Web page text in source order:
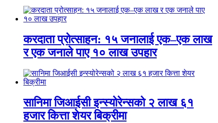
करदाता प्रोत्साहन: १५ जनालाई एक–एक लाख
र एक जनाले पाए १० लाख उपहार
सानिमा जिआईसी इन्स्योरेन्सको २ लाख ६१
हजार कित्ता शेयर बिक्रीमा